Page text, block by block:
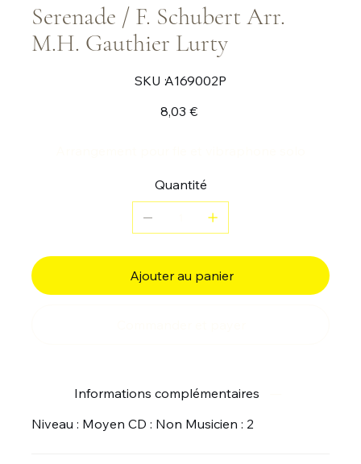
Serenade / F. Schubert Arr.
M.H. Gauthier Lurty
SKU :SKU
A169002P
A169002P
8,03 €
Quantité
Ajouter au panier
Informations complémentaires
Niveau : Moyen CD : Non Musicien : 2